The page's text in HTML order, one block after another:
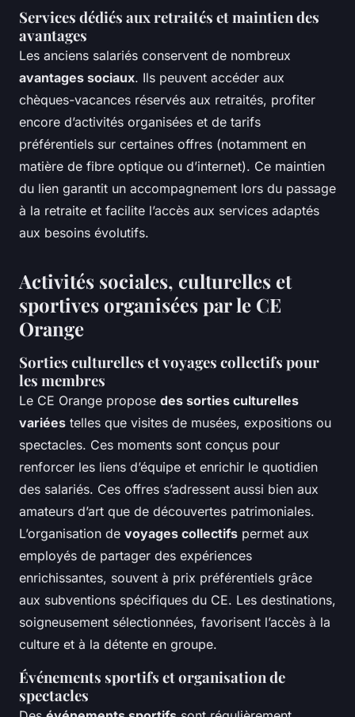
Services dédiés aux retraités et maintien des
avantages
Les anciens salariés conservent de nombreux
avantages sociaux. Ils peuvent accéder aux
chèques-vacances réservés aux retraités, profiter
encore d’activités organisées et de tarifs
préférentiels sur certaines offres (notamment en
matière de fibre optique ou d’internet). Ce maintien
du lien garantit un accompagnement lors du passage
à la retraite et facilite l’accès aux services adaptés
aux besoins évolutifs.
Activités sociales, culturelles et
sportives organisées par le CE
Orange
Sorties culturelles et voyages collectifs pour
les membres
Le CE Orange propose des sorties culturelles
variées telles que visites de musées, expositions ou
spectacles. Ces moments sont conçus pour
renforcer les liens d’équipe et enrichir le quotidien
des salariés. Ces offres s’adressent aussi bien aux
amateurs d’art que de découvertes patrimoniales.
L’organisation de voyages collectifs permet aux
employés de partager des expériences
enrichissantes, souvent à prix préférentiels grâce
aux subventions spécifiques du CE. Les destinations,
soigneusement sélectionnées, favorisent l’accès à la
culture et à la détente en groupe.
Événements sportifs et organisation de
spectacles